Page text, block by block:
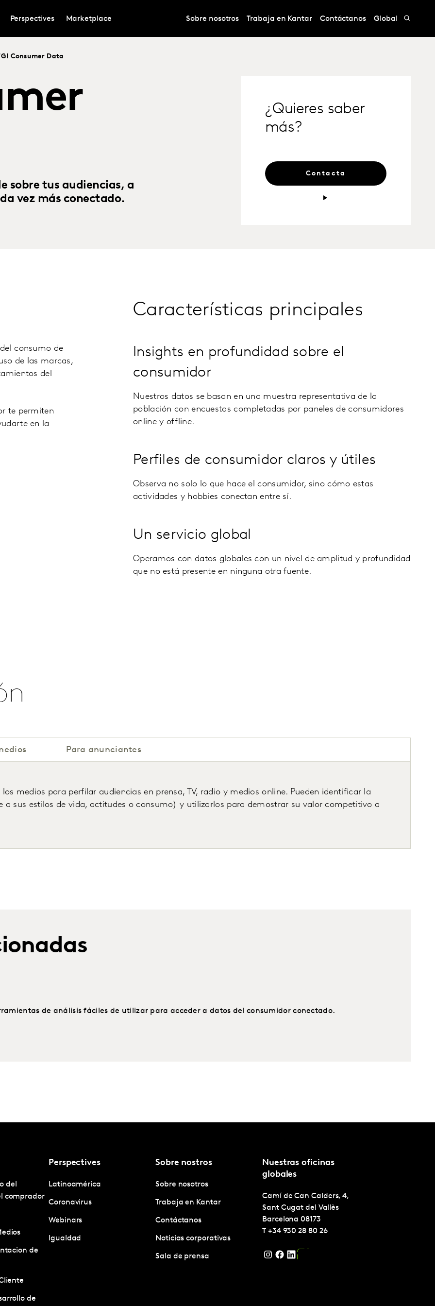
Perspectives Marketplace Sobre nosotros Trabaja en Kantar Contáctanos Global
Consumer Data
sobre tus audiencias, a
vez más conectado.
¿Quieres saber
más?
Contacta
consumo de
de las marcas,
del
te permiten
en la
Características principales
Insights en profundidad sobre el
consumidor
Nuestros datos se basan en una muestra representativa de la
población con encuestas completadas por paneles de consumidores
online y offline.
Perfiles de consumidor claros y útiles
Observa no solo lo que hace el consumidor, sino cómo estas
actividades y hobbies conectan entre sí.
Un servicio global
Operamos con datos globales con un nivel de amplitud y profundidad
que no está presente en ninguna otra fuente.
Para anunciantes
medios para perfilar audiencias en prensa, TV, radio y medios online. Pueden identificar la
a sus estilos de vida, actitudes o consumo) y utilizarlos para demostrar su valor competitivo a
de análisis fáciles de utilizar para acceder a datos del consumidor conectado.
del
comprador
de
de
Perspectives
Latinoamérica
Coronavirus
Webinars
Igualdad
Sobre nostros
Sobre nosotros
Trabaja en Kantar
Contáctanos
Noticias corporativas
Sala de prensa
Nuestras oficinas
globales
Camí de Can Calders, 4,
Sant Cugat del Vallès
Barcelona 08173
T +34 930 28 80 26